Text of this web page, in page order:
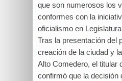
que son numerosos los
conformes con la
oficialismo en
Tras la presentación del
creación de la ciudad y
Alto Comedero, el titular
confirmó que la decisión